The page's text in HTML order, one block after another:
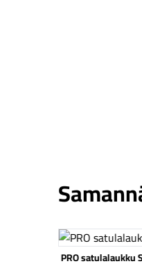
Katso tuote